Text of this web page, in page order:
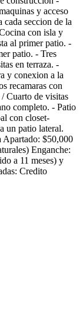
y acceso
seccion de la
con isla y
al primer patio. -
patio. - Tres
en terraza. -
y conexion a la
recamaras con
Cuarto de visitas
completo. - Patio
con closet-
un patio lateral.
Apartado: $50,000
Enganche:
a 11 meses) y
Credito